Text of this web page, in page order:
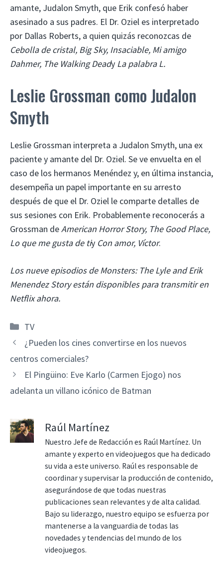
amante, Judalon Smyth, que Erik confesó haber
asesinado a sus padres. El Dr. Oziel es interpretado
por Dallas Roberts, a quien quizás reconozcas de
Cebolla de cristal, Big Sky, Insaciable, Mi amigo
Dahmer, The Walking Deady La palabra L.
Leslie Grossman como Judalon
Smyth
Leslie Grossman interpreta a Judalon Smyth, una ex
paciente y amante del Dr. Oziel. Se ve envuelta en el
caso de los hermanos Menéndez y, en última instancia,
desempeña un papel importante en su arresto
después de que el Dr. Oziel le comparte detalles de
sus sesiones con Erik. Probablemente reconocerás a
Grossman deAmerican Horror Story, The Good Place,
Lo que me gusta de tiy Con amor, Víctor.
Los nueve episodios de Monsters: The Lyle and Erik
Menendez Story están disponibles para transmitir en
Netflix ahora.
Categorías
TV
¿Pueden los cines convertirse en los nuevos
centros comerciales?
El Pingüino: Eve Karlo (Carmen Ejogo) nos
adelanta un villano icónico de Batman
Raúl Martínez
Nuestro Jefe de Redacción es Raúl Martínez. Un
amante y experto en videojuegos que ha dedicado
su vida a este universo. Raúl es responsable de
coordinar y supervisar la producción de contenido,
asegurándose de que todas nuestras
publicaciones sean relevantes y de alta calidad.
Bajo su liderazgo, nuestro equipo se esfuerza por
mantenerse a la vanguardia de todas las
novedades y tendencias del mundo de los
videojuegos.